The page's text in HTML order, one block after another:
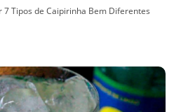
7 Tipos de Caipirinha Bem Diferentes